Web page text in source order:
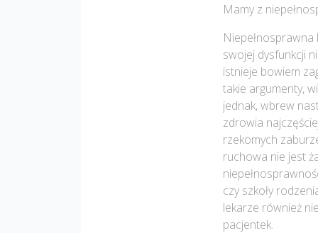
Mamy z
swojej dysfunkcji
istnieje bowiem
takie argumenty,
jednak, wbrew
zdrowia
rzekomych
ruchowa nie jest
czy szkoły
lekarze również
pacjentek.